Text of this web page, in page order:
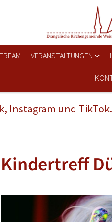
VERANSTALTUNGEN
Instagram und TikTok.
Kindertreff